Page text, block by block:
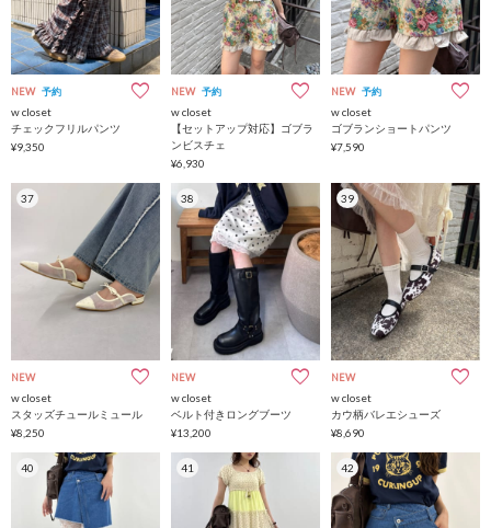
NEW 予約
w closet
チェックフリルパンツ
¥9,350
NEW 予約
w closet
【セットアップ対応】ゴブラ
ンビスチェ
¥6,930
NEW 予約
w closet
ゴブランショートパンツ
¥7,590
37
NEW
w closet
スタッズチュールミュール
¥8,250
38
NEW
w closet
ベルト付きロングブーツ
¥13,200
39
NEW
w closet
カウ柄バレエシューズ
¥8,690
40 41 42